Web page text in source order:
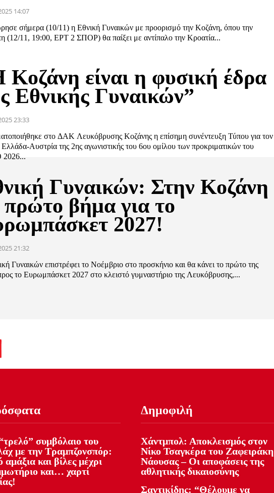
14:07
σήμερα (10/11) η Εθνική Γυναικών με προορισμό την Κοζάνη, όπου την
(12/11, 19:00, ΕΡΤ 2 ΣΠΟΡ) θα παίξει με αντίπαλο την Κροατία...
Κοζάνη είναι η φυσική έδρα
Εθνικής Γυναικών”
23:33
στο ΔΑΚ Λευκόβρυσης Κοζάνης η επίσημη συνέντευξη Τύπου για τον
Αυστρία της 2ης αγωνιστικής του 6ου ομίλου των προκριματικών του
2026...
Γυναικών: Στην Κοζάνη
πρώτο βήμα για το
2027!
21:32
Γυναικών επιστρέφει το Νοέμβριο στο προσκήνιο και θα κάνει το πρώτο της
το Ευρωμπάσκετ 2027 στο κλειστό γυμναστήριο της Λευκόβρυσης,...
συμβόλαιο του
με την Τραμπζονσπόρ:
αμάξια και βίλες μέχρι
και… χαρτί
Δημοφιλή
Χάντμπολ: Αποκλεισμός στον
Νίκο Τσαγκέρα του Ζαφειράκη
Νάουσας – Οι αποφάσεις της
αθλητικής δικαιοσύνης
Σαντικίδης: “Θέλουμε να